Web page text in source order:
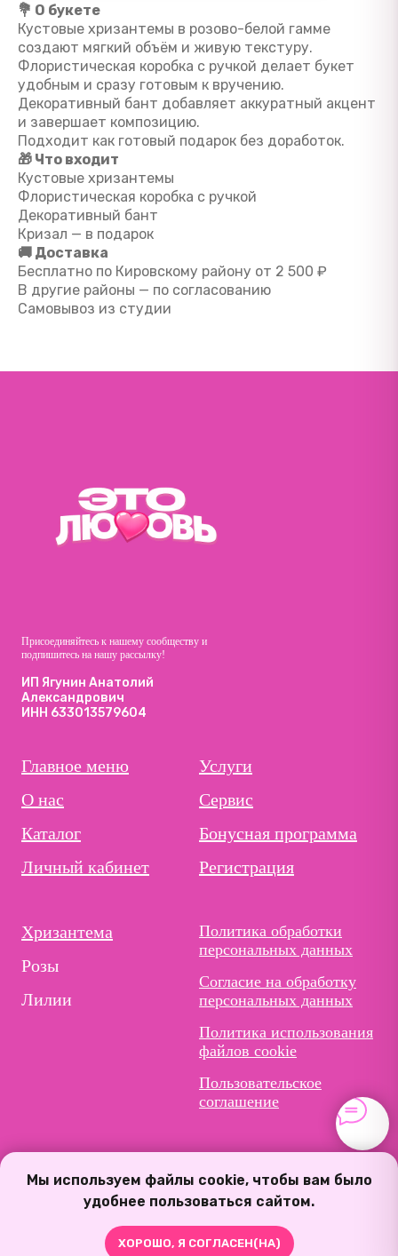
Мы используем файлы cookie, чтобы вам было
удобнее пользоваться сайтом.
ХОРОШО, Я СОГЛАСЕН(НА)
💐 О букете
Кустовые хризантемы в розово-белой гамме
создают мягкий объём и живую текстуру.
Флористическая коробка с ручкой делает букет
удобным и сразу готовым к вручению.
Декоративный бант добавляет аккуратный акцент
и завершает композицию.
Подходит как готовый подарок без доработок.
🎁 Что входит
Кустовые хризантемы
Флористическая коробка с ручкой
Декоративный бант
Кризал — в подарок
🚚 Доставка
Бесплатно по Кировскому району от 2 500 ₽
В другие районы — по согласованию
Самовывоз из студии
Присоединяйтесь к нашему сообществу и
подпишитесь на нашу рассылку!
ИП Ягунин Анатолий
Александрович
ИНН 633013579604
Главное меню
О нас
Каталог
Личный кабинет
Услуги
Сервис
Бонусная программа
Регистрация
Хризантема
Розы
Лилии
Политика обработки
персональных данных
Согласие на обработку
персональных данных
Политика использования
файлов cookie
Пользовательское
соглашение